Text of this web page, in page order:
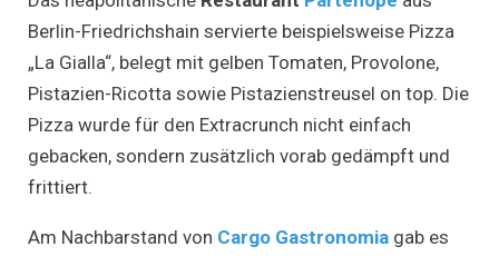
Berlin-Friedrichshain servierte beispielsweise Pizza
„La Gialla“, belegt mit gelben Tomaten, Provolone,
Pistazien-Ricotta sowie Pistazienstreusel on top. Die
Pizza wurde für den Extracrunch nicht einfach
gebacken, sondern zusätzlich vorab gedämpft und
frittiert.
Am Nachbarstand von Cargo Gastronomia gab es